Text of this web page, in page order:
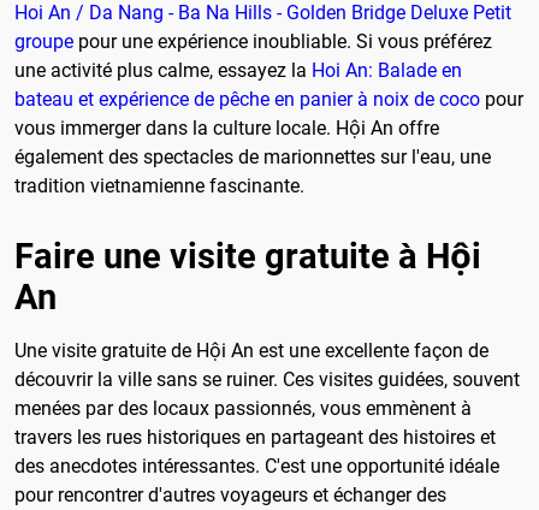
Hoi An / Da Nang - Ba Na Hills - Golden Bridge Deluxe Petit
groupe pour une expérience inoubliable. Si vous préférez
une activité plus calme, essayez la Hoi An: Balade en
bateau et expérience de pêche en panier à noix de coco pour
vous immerger dans la culture locale. Hội An offre
également des spectacles de marionnettes sur l'eau, une
tradition vietnamienne fascinante.
Faire une visite gratuite à Hội
An
Une visite gratuite de Hội An est une excellente façon de
découvrir la ville sans se ruiner. Ces visites guidées, souvent
menées par des locaux passionnés, vous emmènent à
travers les rues historiques en partageant des histoires et
des anecdotes intéressantes. C'est une opportunité idéale
pour rencontrer d'autres voyageurs et échanger des